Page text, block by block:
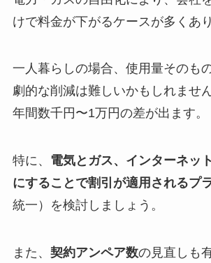
けで料金が下がるケースが多くあり
一人暮らしの場合、使用量そのも
劇的な削減は難しいかもしれませ
年間数千円〜1万円の差が出ます。
特に、 電気とガス、インターネッ
にすることで割引が適用されるプ
統一）を検討しましょう。
また、 契約アンペア数の見直しも